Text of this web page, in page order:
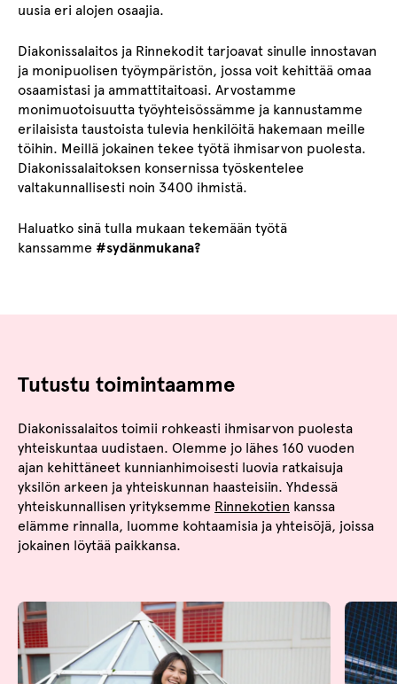
uusia eri alojen osaajia.
Diakonissalaitos ja Rinnekodit tarjoavat sinulle innostavan
ja monipuolisen työympäristön, jossa voit kehittää omaa
osaamistasi ja ammattitaitoasi. Arvostamme
monimuotoisuutta työyhteisössämme ja kannustamme
erilaisista taustoista tulevia henkilöitä hakemaan meille
töihin. Meillä jokainen tekee työtä ihmisarvon puolesta.
Diakonissalaitoksen konsernissa työskentelee
valtakunnallisesti noin 3400 ihmistä.
Haluatko sinä tulla mukaan tekemään työtä
kanssamme #sydänmukana?
Tutustu toimintaamme
Diakonissalaitos toimii rohkeasti ihmisarvon puolesta
yhteiskuntaa uudistaen. Olemme jo lähes 160 vuoden
ajan kehittäneet kunnianhimoisesti luovia ratkaisuja
yksilön arkeen ja yhteiskunnan haasteisiin. Yhdessä
yhteiskunnallisen yrityksemme Rinnekotien kanssa
elämme rinnalla, luomme kohtaamisia ja yhteisöjä, joissa
jokainen löytää paikkansa.